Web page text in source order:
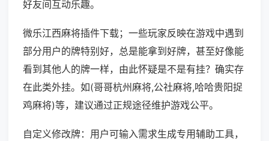
好友间互动乐趣。
微乐江西麻将插件下载；一些玩家反映在游戏中遇到
部分用户的牌特别好，总是能拿到好牌，甚至好像能
看到其他人的牌一样，由此怀疑是不是有挂？确实存
在此类外挂。如(哥哥杭州麻将,公社麻将,哈哈贵阳捉
鸡麻将)等，建议通过正规途径维护游戏公平。
自定义修改牌：用户可输入需求生成专用辅助工具，